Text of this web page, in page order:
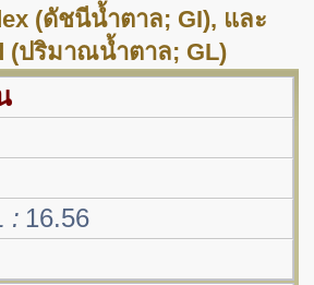
(ดัชนีน้ำตาล; GI), และ
(ปริมาณน้ำตาล; GL)
16.56